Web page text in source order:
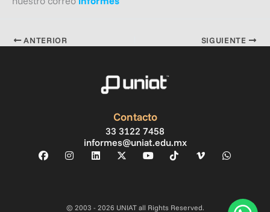
ANTERIOR SIGUIENTE
Contacto
33 3122 7458
informes@uniat.edu.mx
© 2003 - 2026 UNIAT all Rights Reserved.